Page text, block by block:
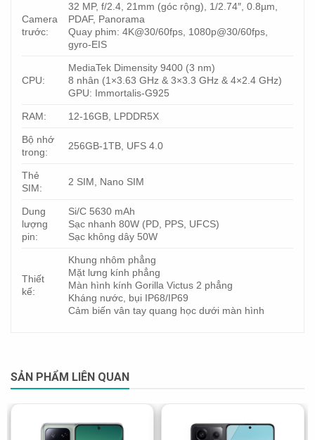
Camera
trước:
32 MP, f/2.4, 21mm (góc rộng), 1/2.74″, 0.8µm,
PDAF, Panorama
Quay phim: 4K@30/60fps, 1080p@30/60fps,
gyro-EIS
CPU:
MediaTek Dimensity 9400 (3 nm)
8 nhân (1×3.63 GHz & 3×3.3 GHz & 4×2.4 GHz)
GPU: Immortalis-G925
RAM: 12-16GB, LPDDR5X
Bộ nhớ
trong:
256GB-1TB, UFS 4.0
Thẻ
SIM:
2 SIM, Nano SIM
Dung
lượng
pin:
Si/C 5630 mAh
Sạc nhanh 80W (PD, PPS, UFCS)
Sạc không dây 50W
Thiết
kế:
Khung nhôm phẳng
Mặt lưng kính phẳng
Màn hình kính Gorilla Victus 2 phẳng
Kháng nước, bụi IP68/IP69
Cảm biến vân tay quang học dưới màn hình
SẢN PHẨM LIÊN QUAN